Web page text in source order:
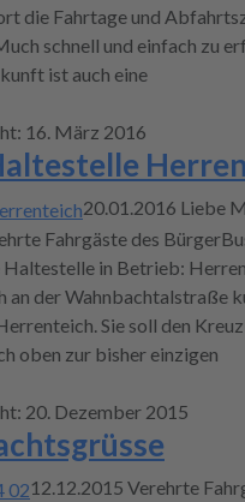
die Fahrtage und
schnell und einfach zu
ist auch eine
16. März 2016
20.01.2016 Liebe
Fahrgäste des
Haltestelle in Betrieb:
an der Wahnbachtalstraße
Sie soll den
oben zur bisher einzigen
20. Dezember 2015
12.12.2015 Verehrte